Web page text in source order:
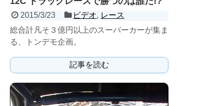
2015/3/23 ビデオ, レース
総合計凡そ３億円以上のスーパーカーが集ま
る、トンデモ企画。
記事を読む